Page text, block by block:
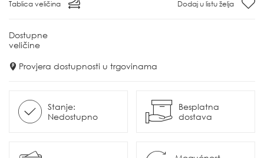
Tablica veličina Dodaj u listu želja
Dostupne
veličine
Provjera dostupnosti u trgovinama
Stanje:
Nedostupno
Besplatna
dostava